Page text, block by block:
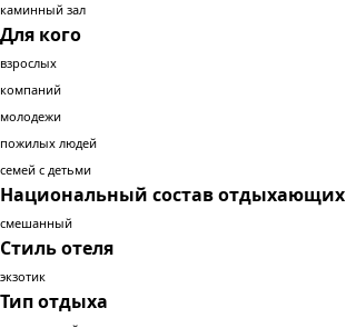
каминный зал
Для кого
взрослых
компаний
молодежи
пожилых людей
семей с детьми
Национальный состав отдыхающих
смешанный
Стиль отеля
экзотик
Тип отдыха